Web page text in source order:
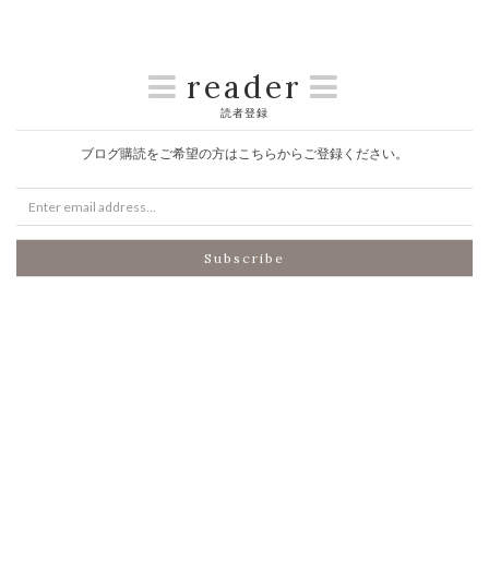
reader
読者登録
ブログ購読をご希望の方はこちらからご登録ください。